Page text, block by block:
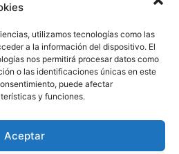
utilizamos tecnologías como las
a la información del dispositivo. El
nos permitirá procesar datos como
o las identificaciones únicas en este
puede afectar
y funciones.
Aceptar